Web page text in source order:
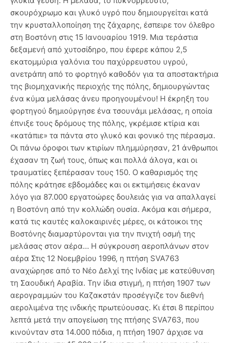
σκουρόχρωμο και γλυκό υγρό που δημιουργείται κατά
την κρυσταλλοποίηση της ζάχαρης, έσπειρε τον όλεθρο
στη Βοστόνη στις 15 Ιανουαρίου 1919. Μια τεράστια
δεξαμενή από χυτοσίδηρο, που έφερε κάπου 2,5
εκατομμύρια γαλόνια του παχύρρευστου υγρού,
ανετράπη από το φορτηγό καθοδόν για τα αποστακτήρια
της βιομηχανικής περιοχής της πόλης, δημιουργώντας
ένα κύμα μελάσας άνευ προηγουμένου! Η έκρηξη του
φορτηγού δημιούργησε ένα τσουνάμι μελάσας, η οποία
έπνιξε τους δρόμους της πόλης, γκρέμισε κτίρια και
«κατάπιε» τα πάντα στο γλυκό και φονικό της πέρασμα.
Οι πάνω όροφοι των κτιρίων πλημμύρησαν, 21 άνθρωποι
έχασαν τη ζωή τους, όπως και πολλά άλογα, και οι
τραυματίες ξεπέρασαν τους 150. Ο καθαρισμός της
πόλης κράτησε εβδομάδες και οι εκτιμήσεις έκαναν
λόγο για 87.000 εργατοώρες δουλειάς για να απαλλαγεί
η Βοστόνη από την κολλώδη ουσία. Ακόμα και σήμερα,
κατά τις καυτές καλοκαιρινές μέρες, οι κάτοικοι της
Βοστόνης διαμαρτύρονται για την πνιχτή οσμή της
μελάσας στον αέρα… Η σύγκρουση αεροπλάνων στον
αέρα Στις 12 Νοεμβρίου 1996, η πτήση SVA763
αναχώρησε από το Νέο Δελχί της Ινδίας με κατεύθυνση
τη Σαουδική Αραβία. Την ίδια στιγμή, η πτήση 1907 των
αερογραμμών του Καζακστάν προσέγγιζε τον διεθνή
αερολιμένα της ινδικής πρωτεύουσας. Κι έτσι 8 περίπου
λεπτά μετά την απογείωση της πτήσης SVA763, που
κινούνταν στα 14.000 πόδια, η πτήση 1907 άρχισε να